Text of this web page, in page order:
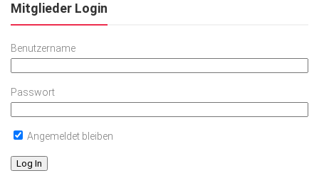
Mitglieder Login
Benutzername
Passwort
Angemeldet bleiben